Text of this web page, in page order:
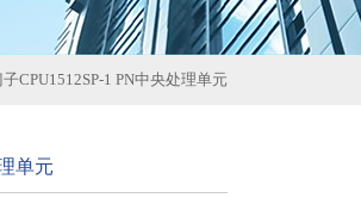
CPU1512SP-1 PN中央处理单元
单元